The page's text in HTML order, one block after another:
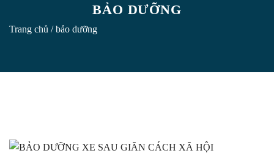
BẢO DƯỠNG
Trang chủ / bảo dưỡng